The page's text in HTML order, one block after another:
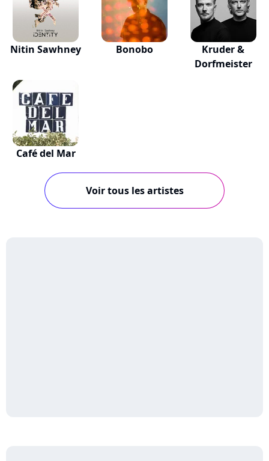
Nitin Sawhney Bonobo
Kruder &
Dorfmeister
Café del Mar
Voir tous les artistes